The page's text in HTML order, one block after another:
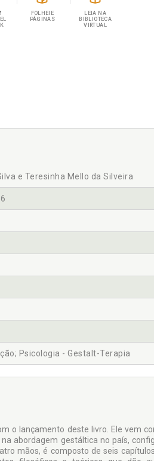
FOLHEIE
PÁGINAS
LEIA NA
BIBLIOTECA
VIRTUAL
e Teresinha Mello da Silveira
Psicologia - Gestalt-Terapia
o lançamento deste livro. Ele vem
abordagem gestáltica no país,
mãos, é composto de seis